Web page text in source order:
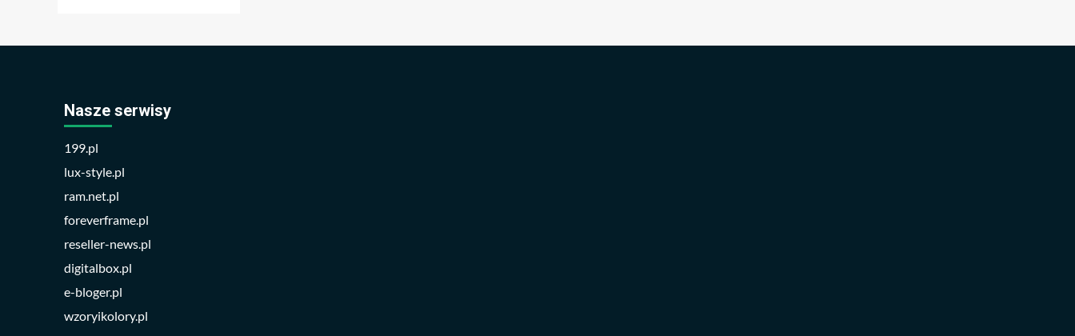
Nasze serwisy
199.pl
lux-style.pl
ram.net.pl
foreverframe.pl
reseller-news.pl
digitalbox.pl
e-bloger.pl
wzoryikolory.pl